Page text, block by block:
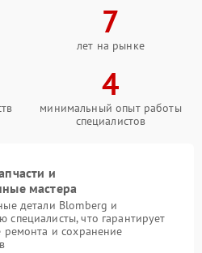
7
лет на рынке
4
минимальный опыт работы
специалистов
и
мастера
детали Blomberg и
что гарантирует
ремонта и сохранение